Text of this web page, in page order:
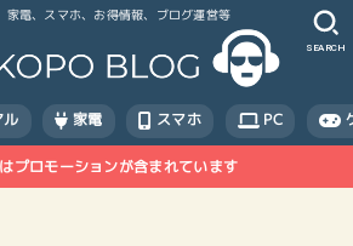
家電、スマホ、お得情報、ブログ運営等
家電 スマホ PC
SEARCH
プロモーションが含まれています